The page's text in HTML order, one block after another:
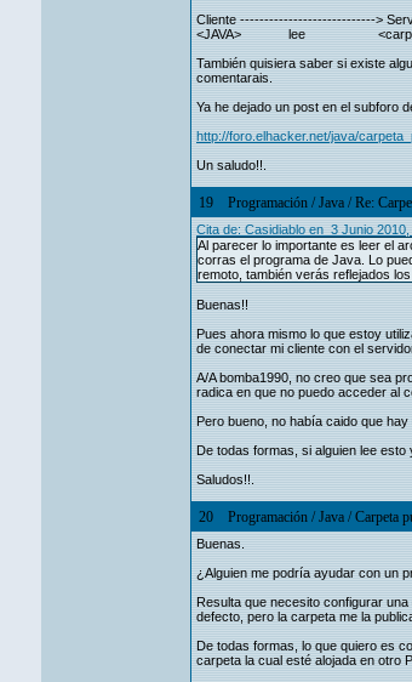
Cliente ---------------------------->
<JAVA> lee
También quisiera saber si existe
comentarais.
Ya he dejado un post en el subforo
http://foro.elhacker.net/java/
Un saludo!!.
19 Programación /Java /Re:
Cita de: Casidiablo en 3 Junio
Al parecer lo importante es leer el
corras el programa de Java. Lo
remoto, también verás reflejados
Buenas!!
Pues ahora mismo lo que estoy
de conectar mi cliente con el
A/A bomba1990, no creo que sea
radica en que no puedo acceder al
Pero bueno, no había caido que
De todas formas, si alguien lee esto
Saludos!!.
20 Programación /Java /Carpeta
Buenas.
¿Alguien me podría ayudar con un
Resulta que necesito configurar
defecto, pero la carpeta me la
De todas formas, lo que quiero es
carpeta la cual esté alojada en otro